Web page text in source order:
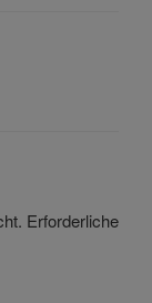
Erforderliche